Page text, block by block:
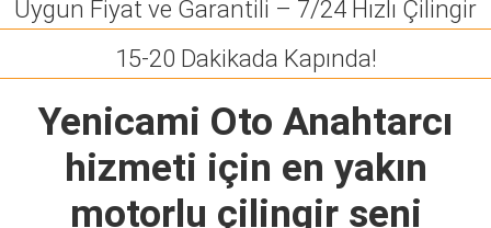
Uygun Fiyat ve Garantili – 7/24 Hızlı Çilingir
15-20 Dakikada Kapında!
Yenicami Oto Anahtarcı
hizmeti için en yakın
motorlu çilingir seni